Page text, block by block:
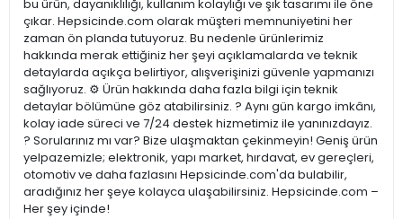
bu ürün, dayanıklılığı, kullanım kolaylığı ve şık tasarımı ile öne
çıkar. Hepsicinde.com olarak müşteri memnuniyetini her
zaman ön planda tutuyoruz. Bu nedenle ürünlerimiz
hakkında merak ettiğiniz her şeyi açıklamalarda ve teknik
detaylarda açıkça belirtiyor, alışverişinizi güvenle yapmanızı
sağlıyoruz. ⚙️ Ürün hakkında daha fazla bilgi için teknik
detaylar bölümüne göz atabilirsiniz. ? Aynı gün kargo imkânı,
kolay iade süreci ve 7/24 destek hizmetimiz ile yanınızdayız.
? Sorularınız mı var? Bize ulaşmaktan çekinmeyin! Geniş ürün
yelpazemizle; elektronik, yapı market, hırdavat, ev gereçleri,
otomotiv ve daha fazlasını Hepsicinde.com'da bulabilir,
aradığınız her şeye kolayca ulaşabilirsiniz. Hepsicinde.com –
Her şey içinde!